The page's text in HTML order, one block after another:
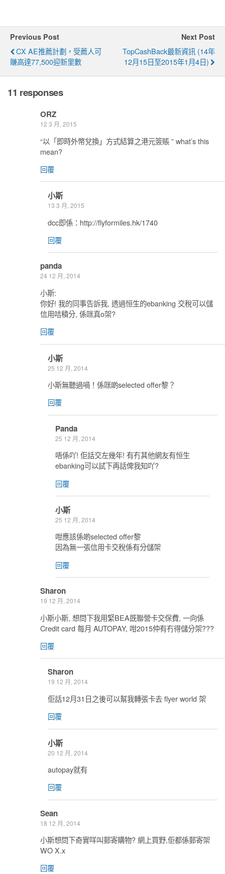
Previous Post
CX AE推薦計劃，受薦人可
賺高達77,500迎新里數
Next Post
TopCashBack最新資訊 (14年
12月15日至2015年1月4日)
11 responses
ORZ
12 3 月, 2015
“以「即時外幣兌換」方式結算之港元簽賬 ” what’s this
mean?
回覆
小斯
13 3 月, 2015
dcc即係：http://flyformiles.hk/1740
回覆
panda
24 12 月, 2014
小斯:
你好! 我的同事告訴我, 透過恒生的ebanking 交稅可以儲
信用咭積分, 係咪真o架?
回覆
小斯
25 12 月, 2014
小斯無聽過喎！係咪啲selected offer黎？
回覆
Panda
25 12 月, 2014
唔係吖! 佢話交左幾年! 有冇其他網友有恒生
ebanking可以試下再話俾我知吖?
回覆
小斯
25 12 月, 2014
咁應該係啲selected offer黎
因為無一張信用卡交稅係有分儲架
回覆
Sharon
19 12 月, 2014
小斯小斯, 想問下我用緊BEA既聯營卡交保費, 一向係
Credit card 每月 AUTOPAY, 咁2015仲有冇得儲分架???
回覆
Sharon
19 12 月, 2014
佢話12月31日之後可以幫我轉張卡去 flyer world 架
回覆
小斯
20 12 月, 2014
autopay就有
回覆
Sean
18 12 月, 2014
小斯想問下奇實咩叫郵寄購物? 網上買野,佢都係郵寄架
WO X.x
回覆